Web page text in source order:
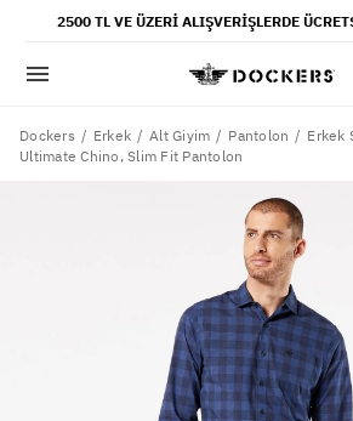
2500 TL VE ÜZERI ALIŞVERIŞLERDE
gömlek
şort
Dockers Erkek Alt Giyim Pantolon
Erkek
Ultimate Chino, Slim Fit Pantolon